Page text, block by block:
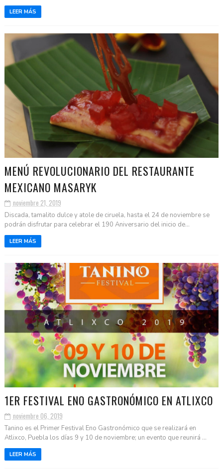
LEER MÁS
MENÚ REVOLUCIONARIO DEL RESTAURANTE
MEXICANO MASARYK
noviembre 21, 2019
Discada, tamalito dulce y atole de ciruela, hasta el 24 de noviembre se
podrán disfrutar para celebrar el 190 Aniversario del inicio de...
LEER MÁS
1ER FESTIVAL ENO GASTRONÓMICO EN ATLIXCO
noviembre 06, 2019
Tanino es el Primer Festival Eno Gastronómico que se realizará en
Atlixco, Puebla los días 9 y 10 de noviembre; un evento que reunirá ...
LEER MÁS